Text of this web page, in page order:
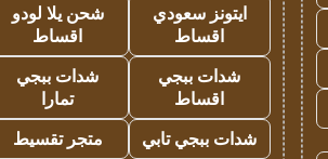
ايتونز سعودي
اقساط
شحن يلا لودو
اقساط
شدات ببجي
اقساط
شدات ببجي
تمارا
شدات ببجي تابي
متجر تقسيط